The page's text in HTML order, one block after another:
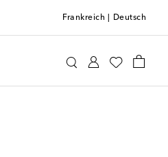
Frankreich Deutsch